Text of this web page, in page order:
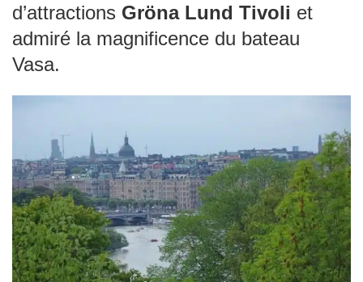
d’attractions Gröna Lund Tivoli et
admiré la magnificence du bateau
Vasa.